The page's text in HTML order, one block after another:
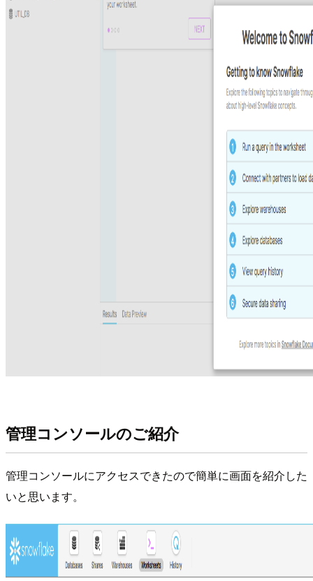
管理コンソールのご紹介
管理コンソールにアクセスできたので簡単に画面を紹介した
いと思います。